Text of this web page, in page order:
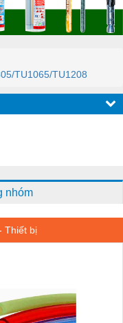
TU1065/TU1208
nhóm
Thiết bị